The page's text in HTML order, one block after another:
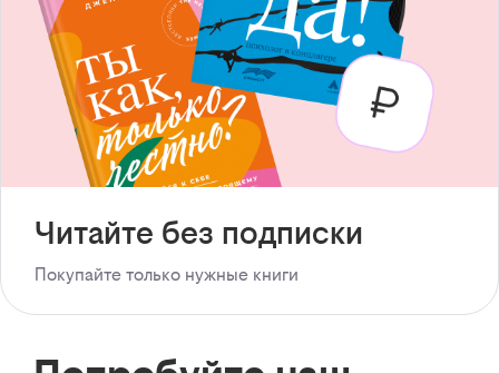
Читайте без подписки
Покупайте только нужные книги